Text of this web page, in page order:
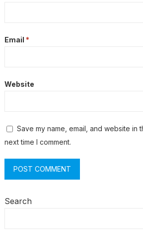
Email *
Website
Save my name, email, and website in
next time I comment.
Search